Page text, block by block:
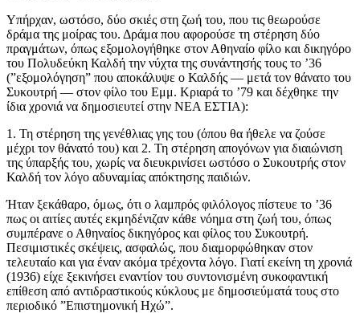
Υπήρχαν, ωστόσο, δύο σκιές στη ζωή του, που τις θεωρούσε
δράμα της μοίρας του. Δράμα που αφορούσε τη στέρηση δύο
πραγμάτων, όπως εξομολογήθηκε στον Αθηναίο φίλο και δικηγόρο
του Πολυδεύκη Καλδή την νύχτα της συνάντησής τους το ’36
(”εξομολόγηση” που αποκάλυψε ο Καλδής — μετά τον θάνατο του
Συκουτρή — στον φίλο του Εμμ. Κριαρά το ’79 και δέχθηκε την
ίδια χρονιά να δημοσιευτεί στην ΝΕΑ ΕΣΤΙΑ):
1. Τη στέρηση της γενέθλιας γης του (όπου θα ήθελε να ζούσε
μέχρι τον θάνατό του) και 2. Τη στέρηση απογόνων για διαιώνιση
της ύπαρξής του, χωρίς να διευκρινίσει ωστόσο ο Συκουτρής στον
Καλδή τον λόγο αδυναμίας απόκτησης παιδιών.
Ήταν ξεκάθαρο, όμως, ότι ο λαμπρός φιλόλογος πίστευε το ’36
πως οι αιτίες αυτές εκμηδένιζαν κάθε νόημα στη ζωή του, όπως
συμπέρανε ο Αθηναίος δικηγόρος και φίλος του Συκουτρή.
Πεσιμιστικές σκέψεις, ασφαλώς, που διαμορφώθηκαν στον
τελευταίο και για έναν ακόμα τρέχοντα λόγο. Γιατί εκείνη τη χρονιά
(1936) είχε ξεκινήσει εναντίον του συντονισμένη συκοφαντική
επίθεση από αντιδραστικούς κύκλους με δημοσιεύματά τους στο
περιοδικό ”Επιστημονική Ηχώ”.